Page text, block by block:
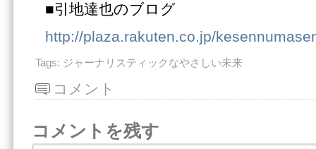
■引地達也のブログ
http://plaza.rakuten.co.jp/
Tags: ジャーナリスティックなやさしい未来
コメント
コメントを残す